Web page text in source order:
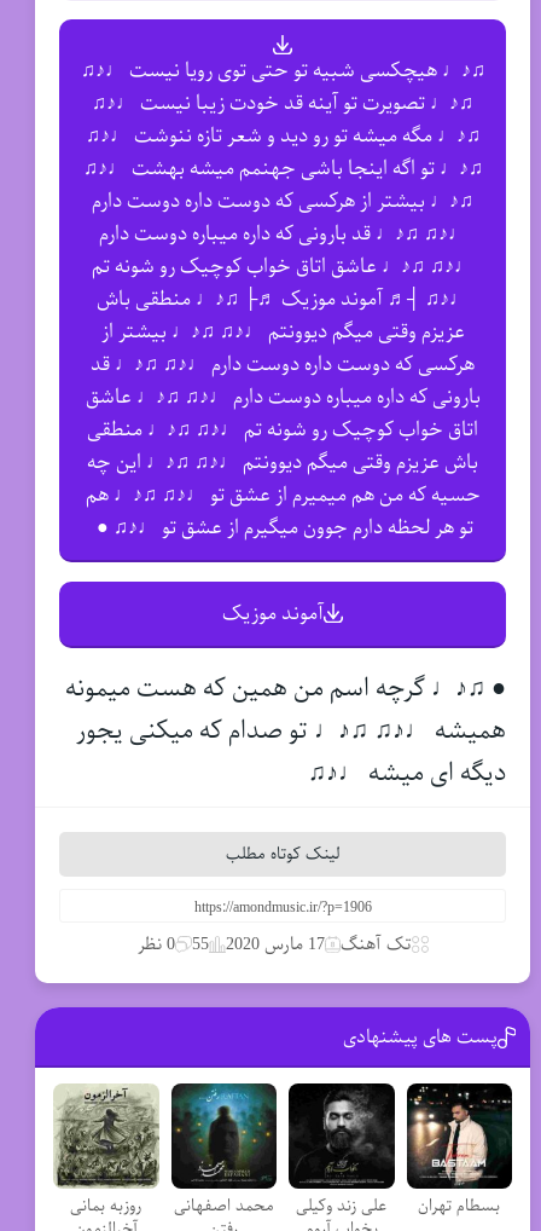
♫♪♩ هیچکسی شبیه تو حتی توی رویا نیست ♩♪♫
♫♪♩ تصویرت تو آینه قد خودت زیبا نیست ♩♪♫
♫♪♩ مگه میشه تو رو دید و شعر تازه ننوشت ♩♪♫
♫♪♩ تو اگه اینجا باشی جهنمم میشه بهشت ♩♪♫
♫♪♩ بیشتر از هرکسی که دوست داره دوست دارم
♩♪♫ ♫♪♩ قد بارونی که داره میباره دوست دارم
♩♪♫ ♫♪♩ عاشق اتاق خواب کوچیک رو شونه تم
♩♪♫ ┤♬ آموند موزیک ♬├ ♫♪♩ منطقی باش
عزیزم وقتی میگم دیوونتم ♩♪♫ ♫♪♩ بیشتر از
هرکسی که دوست داره دوست دارم ♩♪♫ ♫♪♩ قد
بارونی که داره میباره دوست دارم ♩♪♫ ♫♪♩ عاشق
اتاق خواب کوچیک رو شونه تم ♩♪♫ ♫♪♩ منطقی
باش عزیزم وقتی میگم دیوونتم ♩♪♫ ♫♪♩ این چه
حسیه که من هم میمیرم از عشق تو ♩♪♫ ♫♪♩ هم
تو هر لحظه دارم جوون میگیرم از عشق تو ♩♪♫ ●
آموند موزیک
● ♫♪♩ گرچه اسم من همین که هست میمونه
همیشه ♩♪♫ ♫♪♩ تو صدام که میکنی یجور
دیگه ای میشه ♩♪♫
لینک کوتاه مطلب
تک آهنگ 17 مارس 2020 55 0 نظر
پست های پیشنهادی
بسطام تهران
علی زند وکیلی
محمد اصفهانی
روزبه بمانی